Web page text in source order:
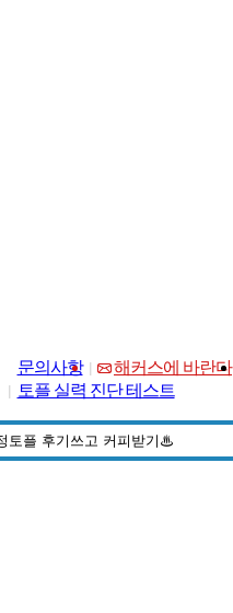
문의사항 해커스에 바란다
토플 실력 진단 테스트